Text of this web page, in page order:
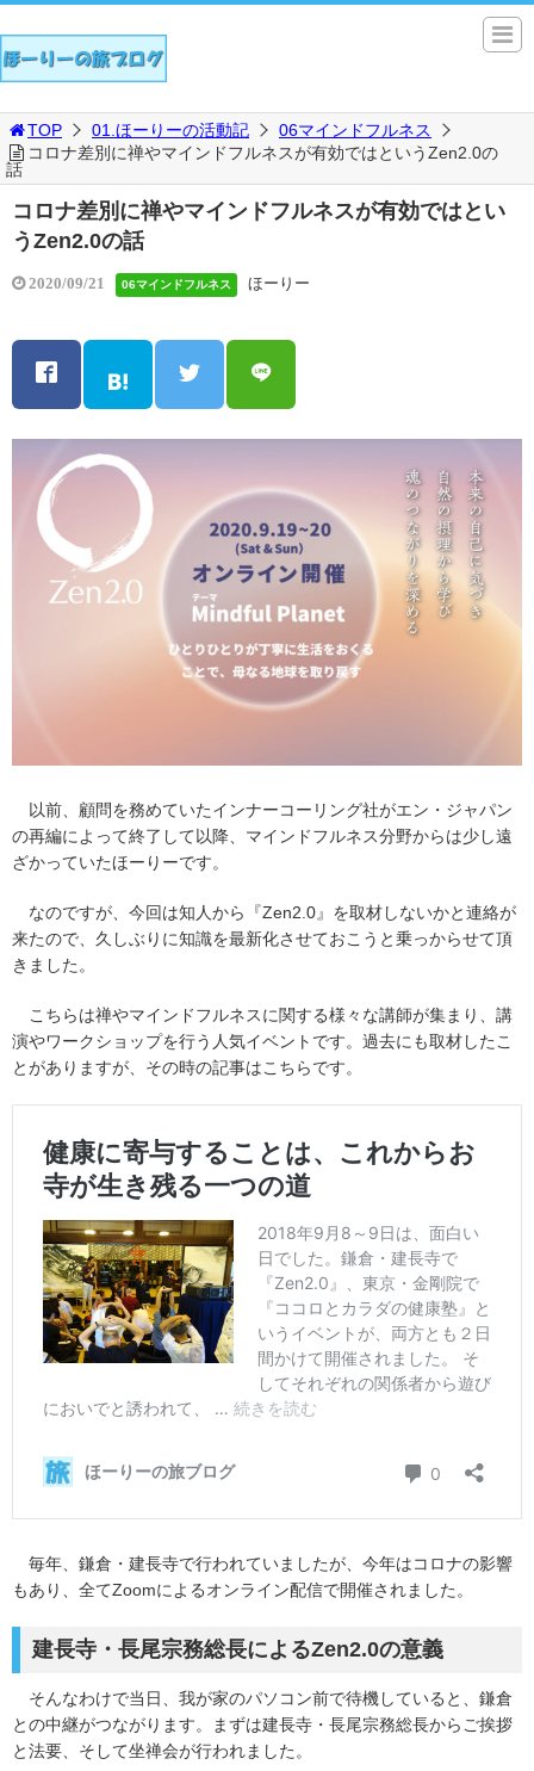
TOP 01.ほーりーの活動記
06マインドフルネス
コロナ差別に禅やマインドフルネスが有効ではというZen2.0の
話
コロナ差別に禅やマインドフルネスが有効ではとい
うZen2.0の話
2020/09/21 06マインドフルネス ほーりー
以前、顧問を務めていたインナーコーリング社がエン・ジャパン
の再編によって終了して以降、マインドフルネス分野からは少し遠
ざかっていたほーりーです。
なのですが、今回は知人から『Zen2.0』を取材しないかと連絡が
来たので、久しぶりに知識を最新化させておこうと乗っからせて頂
きました。
こちらは禅やマインドフルネスに関する様々な講師が集まり、講
演やワークショップを行う人気イベントです。過去にも取材したこ
とがありますが、その時の記事はこちらです。
毎年、鎌倉・建長寺で行われていましたが、今年はコロナの影響
もあり、全てZoomによるオンライン配信で開催されました。
建長寺・長尾宗務総長によるZen2.0の意義
そんなわけで当日、我が家のパソコン前で待機していると、鎌倉
との中継がつながります。まずは建長寺・長尾宗務総長からご挨拶
と法要、そして坐禅会が行われました。